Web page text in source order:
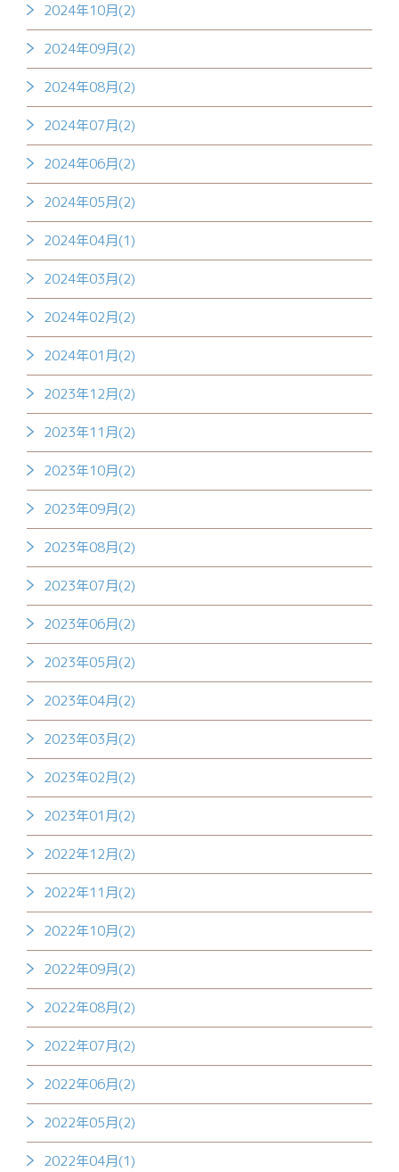
2024年10月(2)
2024年09月(2)
2024年08月(2)
2024年07月(2)
2024年06月(2)
2024年05月(2)
2024年04月(1)
2024年03月(2)
2024年02月(2)
2024年01月(2)
2023年12月(2)
2023年11月(2)
2023年10月(2)
2023年09月(2)
2023年08月(2)
2023年07月(2)
2023年06月(2)
2023年05月(2)
2023年04月(2)
2023年03月(2)
2023年02月(2)
2023年01月(2)
2022年12月(2)
2022年11月(2)
2022年10月(2)
2022年09月(2)
2022年08月(2)
2022年07月(2)
2022年06月(2)
2022年05月(2)
2022年04月(1)